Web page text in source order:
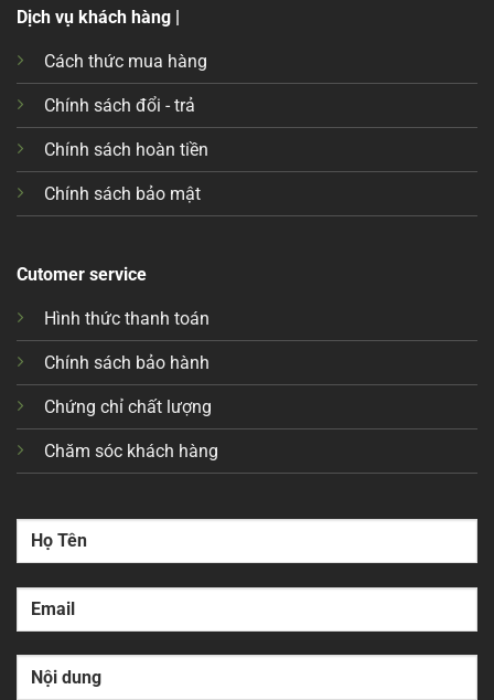
Dịch vụ khách hàng |
Cách thức mua hàng
Chính sách đổi - trả
Chính sách hoàn tiền
Chính sách bảo mật
Cutomer service
Hình thức thanh toán
Chính sách bảo hành
Chứng chỉ chất lượng
Chăm sóc khách hàng